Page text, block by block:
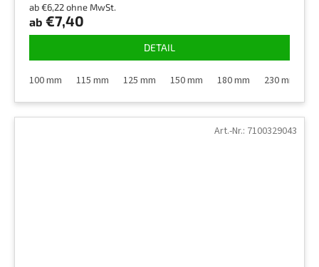
ab €6,22 ohne MwSt.
ab €7,40
DETAIL
100 mm 115 mm 125 mm 150 mm 180 mm 230 mm
Art.-Nr.: 7100329043